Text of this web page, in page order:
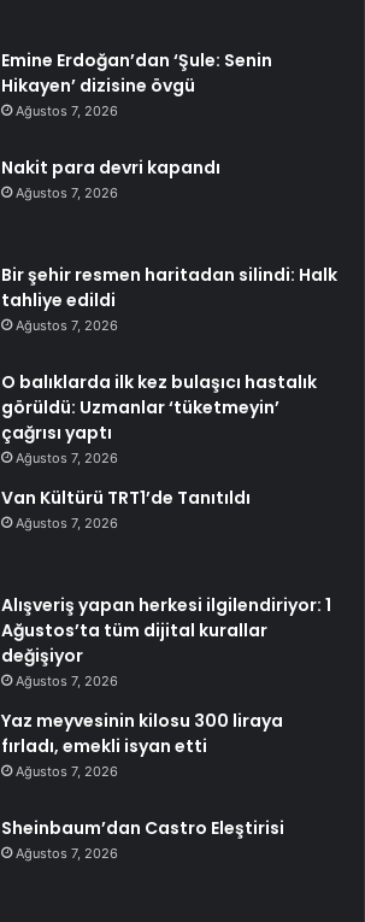
Emine Erdoğan’dan ‘Şule: Senin
Hikayen’ dizisine övgü
Ağustos 7, 2026
Nakit para devri kapandı
Ağustos 7, 2026
Bir şehir resmen haritadan silindi: Halk
tahliye edildi
Ağustos 7, 2026
O balıklarda ilk kez bulaşıcı hastalık
görüldü: Uzmanlar ‘tüketmeyin’
çağrısı yaptı
Ağustos 7, 2026
Van Kültürü TRT1’de Tanıtıldı
Ağustos 7, 2026
Alışveriş yapan herkesi ilgilendiriyor: 1
Ağustos’ta tüm dijital kurallar
değişiyor
Ağustos 7, 2026
Yaz meyvesinin kilosu 300 liraya
fırladı, emekli isyan etti
Ağustos 7, 2026
Sheinbaum’dan Castro Eleştirisi
Ağustos 7, 2026